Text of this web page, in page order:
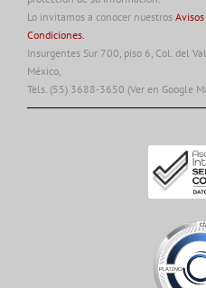
Lo invitamos a conocer nuestros
Condiciones.
Insurgentes Sur 700, piso 6, Col. del
México,
Tels. (55) 3688-3650 (Ver en Google